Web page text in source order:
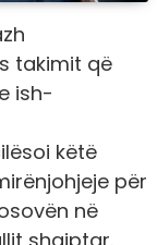
takimit që
ish-
këtë
për
në